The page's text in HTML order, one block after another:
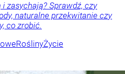
zasychają? Sprawdź, czy
naturalne przekwitanie czy
co zrobić.
RoślinyŻycie